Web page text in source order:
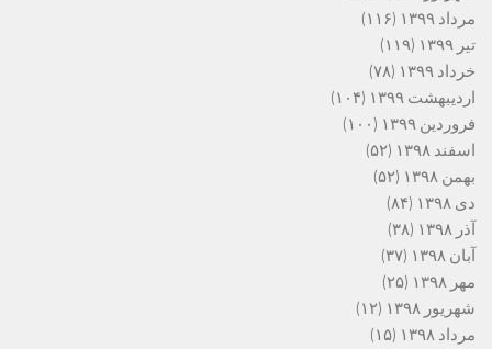
مرداد ۱۳۹۹
(۱۱۶)
تیر ۱۳۹۹
(۱۱۹)
خرداد ۱۳۹۹
(۷۸)
اردیبهشت ۱۳۹۹
(۱۰۴)
فروردین ۱۳۹۹
(۱۰۰)
اسفند ۱۳۹۸
(۵۲)
بهمن ۱۳۹۸
(۵۲)
دی ۱۳۹۸
(۸۴)
آذر ۱۳۹۸
(۳۸)
آبان ۱۳۹۸
(۳۷)
مهر ۱۳۹۸
(۲۵)
شهریور ۱۳۹۸
(۱۲)
مرداد ۱۳۹۸
(۱۵)